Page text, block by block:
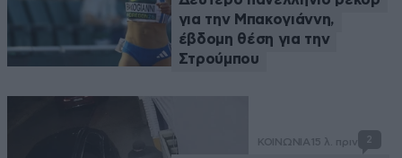
για την Μπακογιάννη,
έβδομη θέση για την
Στρούμπου
ΚΟΙΝΩΝΙΑ 15 λ. πριν 2